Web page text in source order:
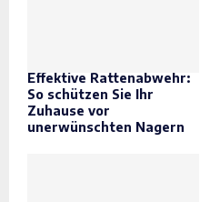
Effektive Rattenabwehr:
So schützen Sie Ihr
Zuhause vor
unerwünschten Nagern